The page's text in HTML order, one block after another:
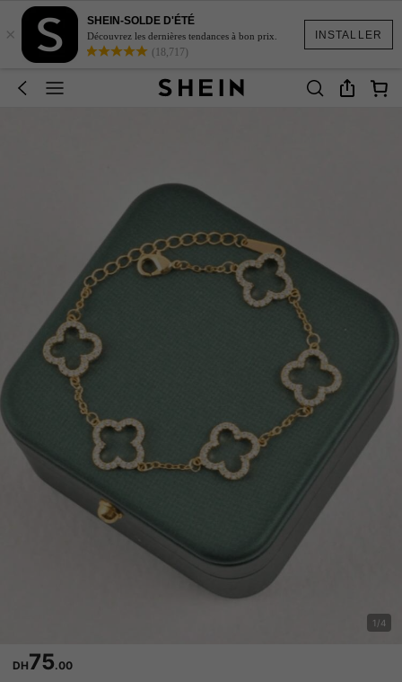
INSTALLER
×
SHEIN-SOLDE D'ÉTÉ
Découvrez les dernières tendances à bon prix.
(18,717)
1/4
DH75.00